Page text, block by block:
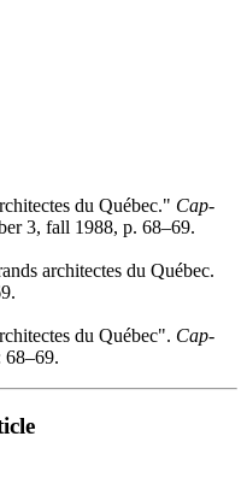
du Québec." Cap-
3, fall 1988, p. 68–69.
architectes du Québec.
du Québec". Cap-
68–69.